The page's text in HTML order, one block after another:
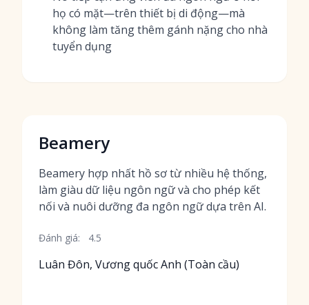
họ có mặt—trên thiết bị di động—mà
không làm tăng thêm gánh nặng cho nhà
tuyển dụng
Beamery
Beamery hợp nhất hồ sơ từ nhiều hệ thống,
làm giàu dữ liệu ngôn ngữ và cho phép kết
nối và nuôi dưỡng đa ngôn ngữ dựa trên AI.
Đánh giá: 4.5
Luân Đôn, Vương quốc Anh (Toàn cầu)